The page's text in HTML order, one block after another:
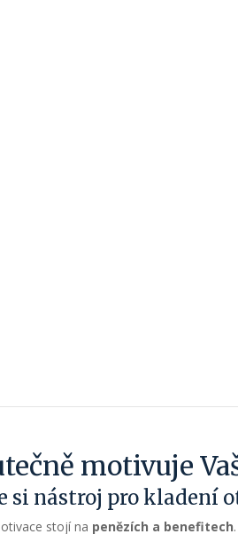
motivuje
si nástroj pro kladení
stojí na penězích a benefitech